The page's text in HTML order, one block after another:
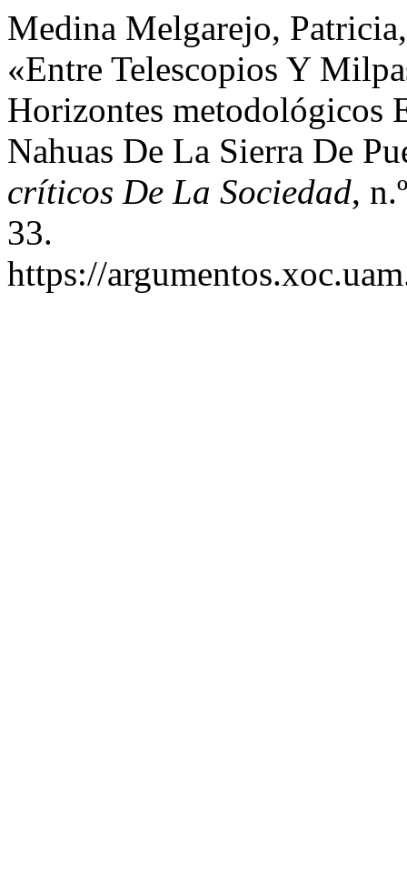
Medina Melgarejo,
«Entre Telescopios Y
Horizontes metodológicos
Nahuas De La Sierra De
críticos De La Sociedad,
33.
https://